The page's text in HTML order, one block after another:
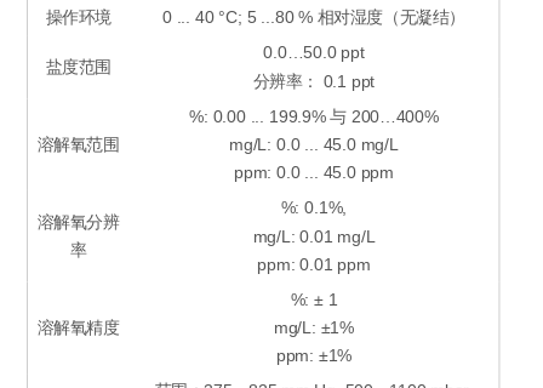
操作环境
0 ... 40 °C; 5 ...80 % 相对湿度（无凝结）
盐度范围
0.0…50.0 ppt
分辨率： 0.1 ppt
溶解氧范围
%: 0.00 ... 199.9% 与 200…400%
mg/L: 0.0 ... 45.0 mg/L
ppm: 0.0 ... 45.0 ppm
溶解氧分辨
率
%: 0.1%,
mg/L: 0.01 mg/L
ppm: 0.01 ppm
溶解氧精度
%: ± 1
mg/L: ±1%
ppm: ±1%